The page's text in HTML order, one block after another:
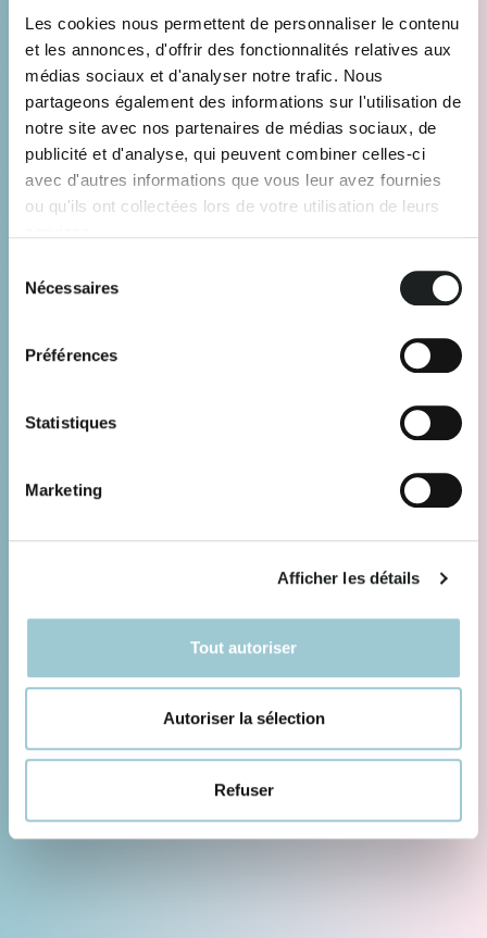
Les cookies nous permettent de personnaliser le contenu
et les annonces, d'offrir des fonctionnalités relatives aux
médias sociaux et d'analyser notre trafic. Nous
partageons également des informations sur l'utilisation de
notre site avec nos partenaires de médias sociaux, de
publicité et d'analyse, qui peuvent combiner celles-ci
avec d'autres informations que vous leur avez fournies
ou qu'ils ont collectées lors de votre utilisation de leurs
Nécessaires
Préférences
Statistiques
Marketing
Afficher les détails
Tout autoriser
Autoriser la sélection
Refuser